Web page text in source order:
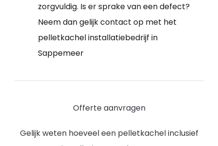
zorgvuldig. Is er sprake van een defect?
Neem dan gelijk contact op met het
pelletkachel installatiebedrijf in
Sappemeer
Offerte aanvragen
Gelijk weten hoeveel een pelletkachel inclusief